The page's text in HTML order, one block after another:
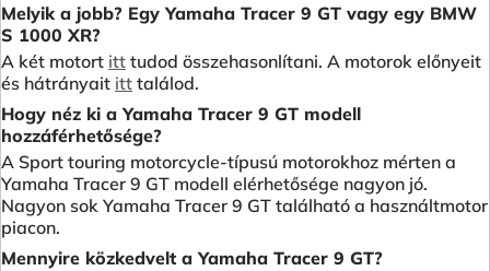
Melyik a jobb? Egy Yamaha Tracer 9 GT vagy egy BMW
S 1000 XR?
A két motort itt tudod összehasonlítani. A motorok előnyeit
és hátrányait itt találod.
Hogy néz ki a Yamaha Tracer 9 GT modell
hozzáférhetősége?
A Sport touring motorcycle-típusú motorokhoz mérten a
Yamaha Tracer 9 GT modell elérhetősége nagyon jó.
Nagyon sok Yamaha Tracer 9 GT található a használtmotor
piacon.
Mennyire közkedvelt a Yamaha Tracer 9 GT?